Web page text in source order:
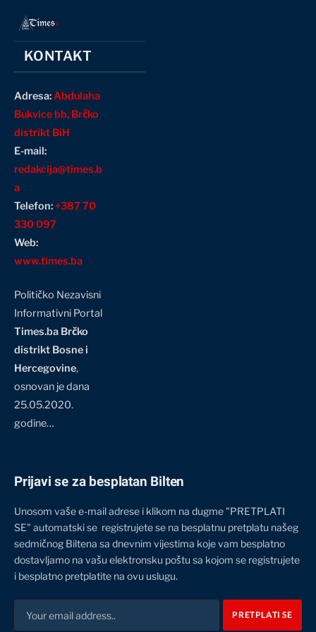
KONTAKT
Adresa:Abdulaha
Bukvice bb, Brčko
distrikt BiH
E-mail:
redakcija@times.b
a
Telefon:+387 70
330 097
Web:
www.times.ba
Političko Nezavisni
Informativni Portal
Times.ba Brčko
distrikt Bosne i
Hercegovine,
osnovan je dana
25.05.2020.
godine…
Prijavi se za besplatan Bilten
Unosom vaše e-mail adrese i klikom na dugme "PRETPLATI
SE" automatski se registrujete se na besplatnu pretplatu našeg
sedmičnog Biltena sa dnevnim vijestima koje vam besplatno
dostavljamo na vašu elektronsku poštu sa kojom se registrujete
i besplatno pretplatite na ovu uslugu.